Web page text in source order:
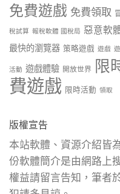
免費遊戲 免費領取
稅試算 報稅軟體 國稅局 惡意軟
最快的瀏覽器 策略遊戲 遊戲
活動 遊戲體驗 開放世界 限
費遊戲 限時活動 領取
版權宣告
本站軟體、資源介紹皆
份軟體簡介是由網路上
權益請留言告知，筆者